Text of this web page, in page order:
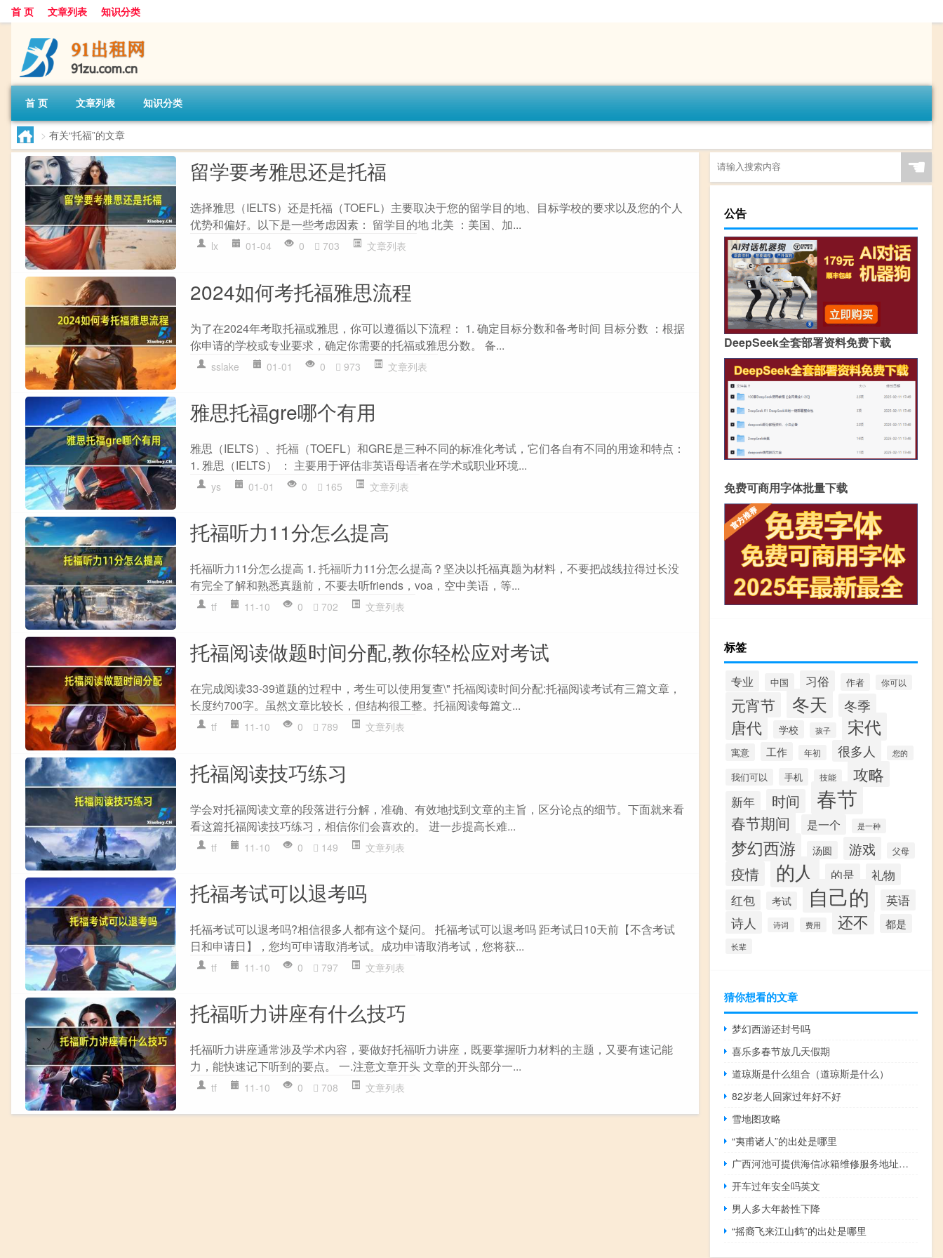
首 页 文章列表 知识分类
首 页 文章列表 知识分类
> 有关“托福”的文章
留学要考雅思还是托福
选择雅思（IELTS）还是托福（TOEFL）主要取决于您的留学目的地、目标学校的要求以及您的个人
优势和偏好。以下是一些考虑因素： 留学目的地 北美 ：美国、加...
lx 01-04 0 703 文章列表
2024如何考托福雅思流程
为了在2024年考取托福或雅思，你可以遵循以下流程： 1. 确定目标分数和备考时间 目标分数 ：根据
你申请的学校或专业要求，确定你需要的托福或雅思分数。 备...
sslake 01-01 0 973 文章列表
雅思托福gre哪个有用
雅思（IELTS）、托福（TOEFL）和GRE是三种不同的标准化考试，它们各自有不同的用途和特点：
1. 雅思（IELTS） ： 主要用于评估非英语母语者在学术或职业环境...
ys 01-01 0 165 文章列表
托福听力11分怎么提高
托福听力11分怎么提高 1. 托福听力11分怎么提高？坚决以托福真题为材料，不要把战线拉得过长没
有完全了解和熟悉真题前，不要去听friends，voa，空中美语，等...
tf 11-10 0 702 文章列表
托福阅读做题时间分配,教你轻松应对考试
在完成阅读33-39道题的过程中，考生可以使用复查\" 托福阅读时间分配:托福阅读考试有三篇文章，
长度约700字。虽然文章比较长，但结构很工整。托福阅读每篇文...
tf 11-10 0 789 文章列表
托福阅读技巧练习
学会对托福阅读文章的段落进行分解，准确、有效地找到文章的主旨，区分论点的细节。下面就来看
看这篇托福阅读技巧练习，相信你们会喜欢的。 进一步提高长难...
tf 11-10 0 149 文章列表
托福考试可以退考吗
托福考试可以退考吗?相信很多人都有这个疑问。 托福考试可以退考吗 距考试日10天前【不含考试
日和申请日】，您均可申请取消考试。成功申请取消考试，您将获...
tf 11-10 0 797 文章列表
托福听力讲座有什么技巧
托福听力讲座通常涉及学术内容，要做好托福听力讲座，既要掌握听力材料的主题，又要有速记能
力，能快速记下听到的要点。 一.注意文章开头 文章的开头部分一...
tf 11-10 0 708 文章列表
☚
公告
DeepSeek全套部署资料免费下载
免费可商用字体批量下载
标签
专业 中国 习俗 作者 你可以
元宵节 冬天 冬季
唐代 学校 孩子 宋代
寓意 工作 年初 很多人 您的
我们可以 手机 技能 攻略
新年 时间 春节
春节期间 是一个 是一种
梦幻西游 汤圆 游戏 父母
疫情 的人 的是 礼物
红包 考试 自己的 英语
诗人 诗词 费用 还不 都是
长辈
猜你想看的文章
梦幻西游还封号吗
喜乐多春节放几天假期
道琼斯是什么组合（道琼斯是什么）
82岁老人回家过年好不好
雪地图攻略
“夷甫诸人”的出处是哪里
广西河池可提供海信冰箱维修服务地址在哪
开车过年安全吗英文
男人多大年龄性下降
“摇裔飞来江山鹤”的出处是哪里